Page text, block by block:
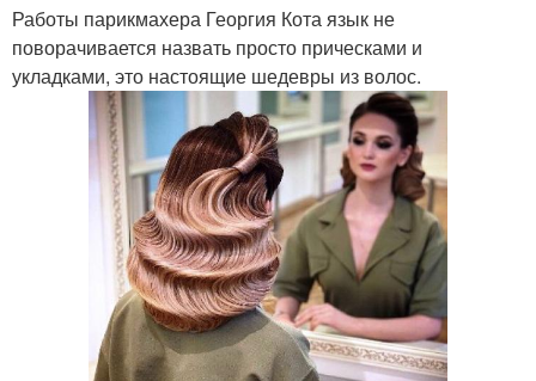
Работы парикмахера Георгия Кота язык не
поворачивается назвать просто прическами и
укладками, это настоящие шедевры из волос.